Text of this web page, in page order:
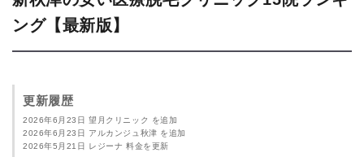
ング【最新版】
更新履歴
2026年6月23日 望月クリニック を追加
2026年6月23日 アルカンジュ秋津 を追加
2026年5月21日 レジーナ 料金を更新